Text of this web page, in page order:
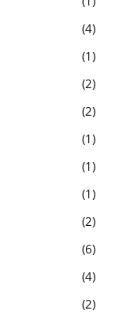
4
1
2
2
1
1
1
2
6
4
2